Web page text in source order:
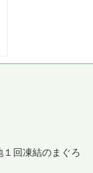
回凍結のまぐろ